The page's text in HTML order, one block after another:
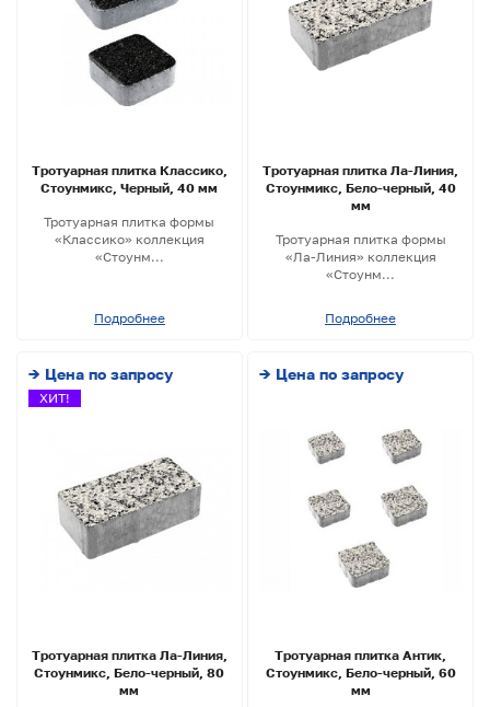
Тротуарная плитка Классико,
Стоунмикс, Черный, 40 мм
Тротуарная плитка формы
«Классико» коллекция
«Стоунм...
Подробнее
Тротуарная плитка Ла-Линия,
Стоунмикс, Бело-черный, 40
мм
Тротуарная плитка формы
«Ла-Линия» коллекция
«Стоунм...
Подробнее
→ Цена по запросу
ХИТ!
Тротуарная плитка Ла-Линия,
Стоунмикс, Бело-черный, 80
мм
→ Цена по запросу
Тротуарная плитка Антик,
Стоунмикс, Бело-черный, 60
мм